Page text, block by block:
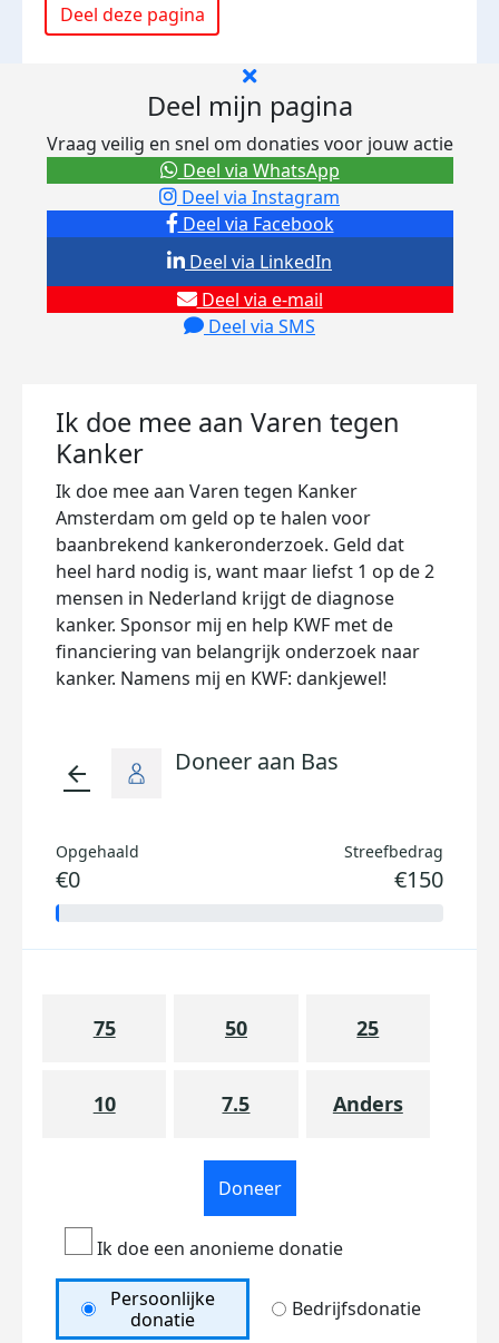
Deel deze pagina
Deel mijn pagina
Vraag veilig en snel om donaties voor jouw actie
Deel via Facebook
Deel via Instagram
Deel via e-mail
Deel via SMS
Deel via LinkedIn
Deel via WhatsApp
Ik doe mee aan Varen tegen
Kanker
Ik doe mee aan Varen tegen Kanker
Amsterdam om geld op te halen voor
baanbrekend kankeronderzoek. Geld dat
heel hard nodig is, want maar liefst 1 op de 2
mensen in Nederland krijgt de diagnose
kanker. Sponsor mij en help KWF met de
financiering van belangrijk onderzoek naar
kanker. Namens mij en KWF: dankjewel!
arrow_back Doneer aan Bas
Opgehaald
€0
Streefbedrag
€150
75 50 25
10 7.5 Anders
Doneer
Ik doe een anonieme donatie
Persoonlijke
donatie
Bedrijfsdonatie